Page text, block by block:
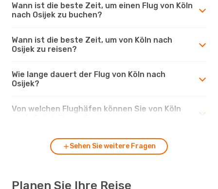
Wann ist die beste Zeit, um einen Flug von Köln
nach Osijek zu buchen?
Wann ist die beste Zeit, um von Köln nach
Osijek zu reisen?
Wie lange dauert der Flug von Köln nach
Osijek?
Von welchen Flughäfen können Sie von Köln
Sehen Sie weitere Fragen
Planen Sie Ihre Reise